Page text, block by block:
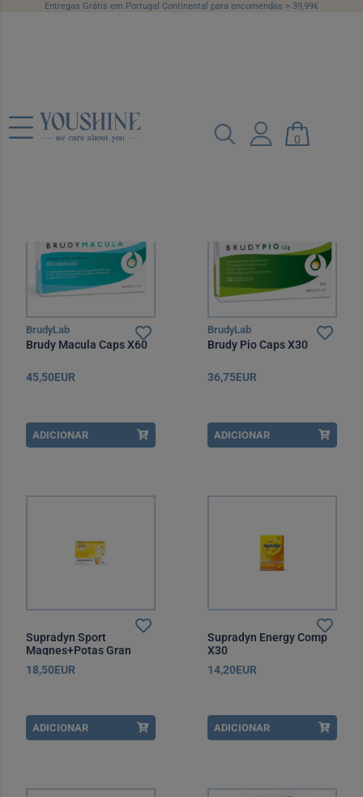
Entregas Grátis em Portugal Continental para encomendas > 39,99€
0
Categorias Marcas Preço
BrudyLab
Brudy Macula Caps X60
45,50EUR
ADICIONAR
BrudyLab
Brudy Pio Caps X30
36,75EUR
ADICIONAR
Supradyn Sport
Magnes+Potas Gran
Saqx24
18,50EUR
ADICIONAR
Supradyn Energy Comp
X30
14,20EUR
ADICIONAR